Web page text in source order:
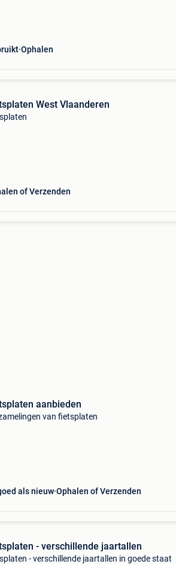
Ophalen
West Vlaanderen
of Verzenden
aanbieden
van fietsplaten
als nieuw Ophalen of Verzenden
- verschillende jaartallen
- verschillende jaartallen in goede staat